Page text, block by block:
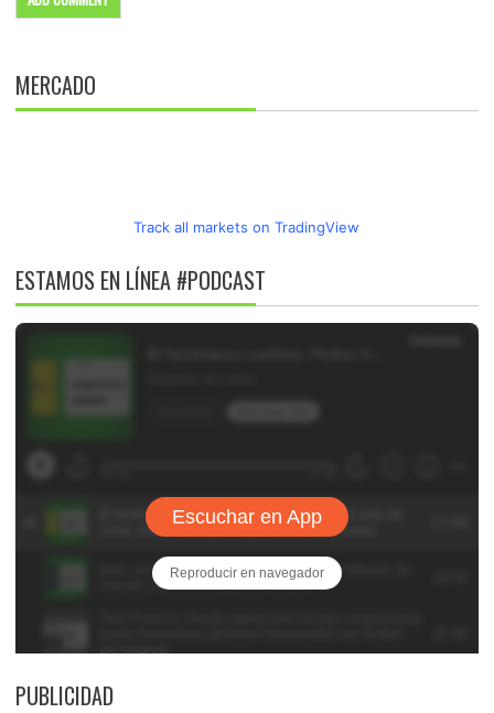
MERCADO
Track all markets on TradingView
ESTAMOS EN LÍNEA #PODCAST
PUBLICIDAD